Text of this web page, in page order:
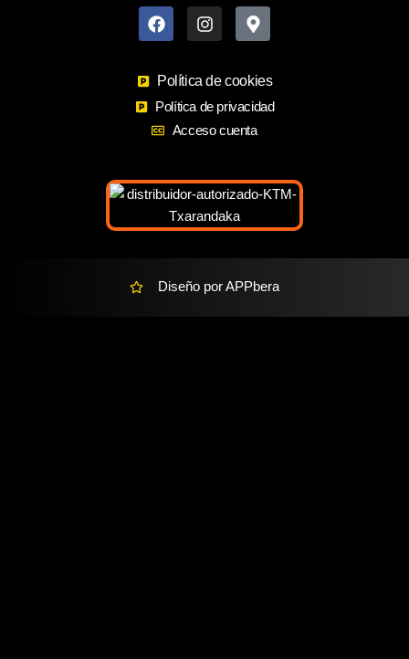
a
c
o
o
k
n
s
g
r
a
m
a
p
a
r
k
e
a
l
Política de cookies
Política de privacidad
Acceso cuenta
Diseño por APPbera